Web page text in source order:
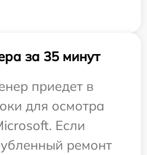
за 35 минут
приедет в
для осмотра
Если
ремонт